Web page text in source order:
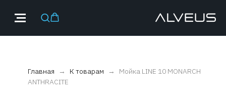
Главная К товарам
Мойка LINE 10 MONARCH
ANTHRACITE